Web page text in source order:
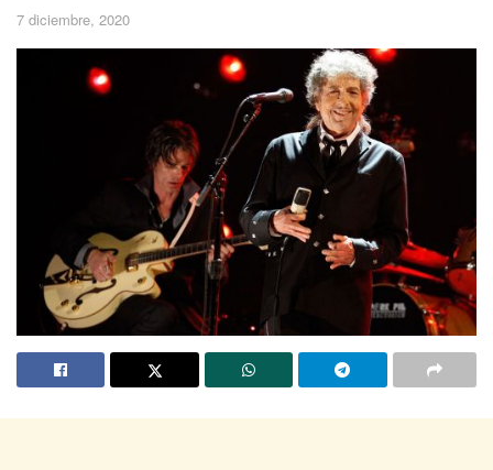
7 diciembre, 2020